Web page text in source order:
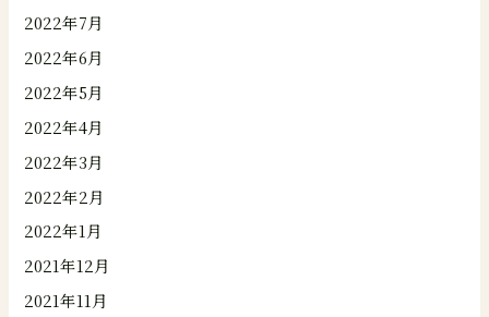
2022年7月
2022年6月
2022年5月
2022年4月
2022年3月
2022年2月
2022年1月
2021年12月
2021年11月